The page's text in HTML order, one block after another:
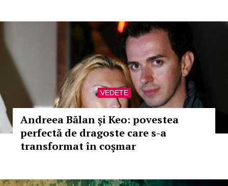
VEDETE
Andreea Bălan şi Keo: povestea
perfectă de dragoste care s-a
transformat în coşmar